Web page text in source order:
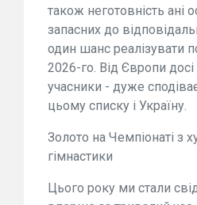
також неготовність ані
запасних до
один шанс реалізувати
2026-го. Від Європи
учасники - дуже
цьому списку і Україну.
Золото на Чемпіонаті з
гімнастики
Цього року ми стали